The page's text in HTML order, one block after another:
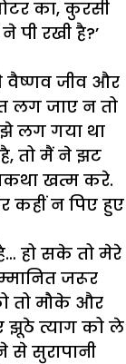
का, कुरसी
ने पी रखी है?’
वैष्णव जीव और
लग जाए न तो
लग गया था
है, तो मैं ने झट
खत्म करे.
कहीं न पिए हुए
… हो सके तो मेरे
जरूर
तो मौके और
झूठे त्याग को ले
से सुरापानी